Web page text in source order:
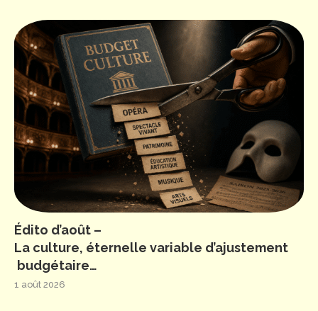
Édito d’août –
La culture, éternelle variable d’ajustement
budgétaire…
1 août 2026